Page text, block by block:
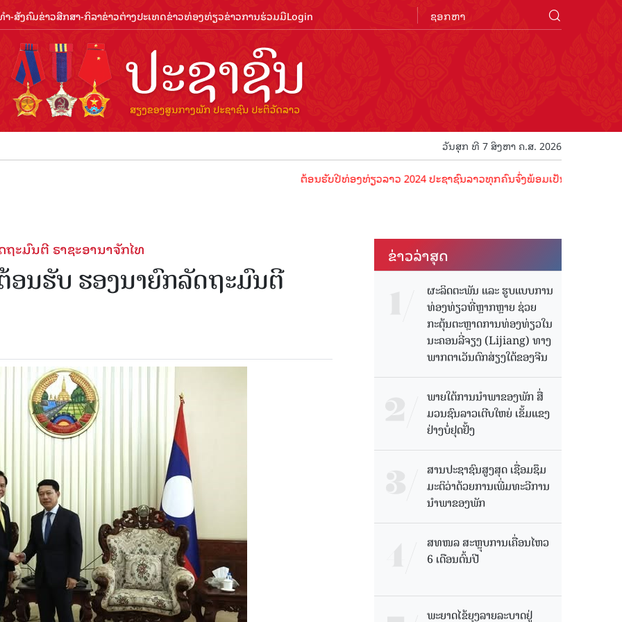
ຳ-ສັງຄົມຂ່າວສືກສາ-ກິລາຂ່າວຕ່າງປະເທດຂ່າວທ່ອງທ່ຽວຂ່າວການຮ່ວມມືLogin
ວັນສຸກ ທີ 7 ສິງຫາ ຄ.ສ. 2026
ຕ້ອນຮັບປີທ່ອງທ່ຽວລາວ 2024 ປະຊາຊົນລາວທຸກຄົນຈົ່ງພ້ອມເປັນເຈົ້າພາບທີ່ດີ ຕ້ອນ
ະມົນຕີ ຣາຊະອານາຈັກໄທ
ອນຮັບ ຮອງນາຍົກລັດຖະມົນຕີ
ຂ່າວ​ລ່າ​ສຸດ
ຜະລິດຕະພັນ ແລະ ຮູບແບບການ
ທ່ອງທ່ຽວທີ່ຫຼາກຫຼາຍ ຊ່ວຍ
ກະຕຸ້ນຕະຫຼາດການທ່ອງທ່ຽວໃນ
ນະຄອນລີ່ຈຽງ (Lijiang) ທາງ
ພາກຕາເວັນຕົກສ່ຽງໃຕ້ຂອງຈີນ
ພາຍໃຕ້ການນໍາພາຂອງພັກ ສື່
ມວນຊົນລາວເຕີບໃຫຍ່ ເຂັ້ມແຂງ
ຢ່າງບໍ່ຢຸດຢັ້ງ
ສານປະຊາຊົນສູງສຸດ ເຊື່ອມຊຶມ
ມະຕິວ່າດ້ວຍການເພີ່ມທະວີການ
ນຳພາຂອງພັກ
ສທໜລ ສະຫຼຸບການເຄື່ອນໄຫວ
6 ເດືອນຕົ້ນປີ
ພະຍາດໄຂ້ຍຸງລາຍລະບາດຢູ່